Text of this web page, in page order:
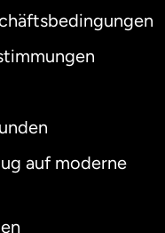
auf moderne